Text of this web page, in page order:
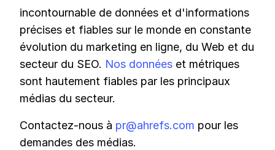
incontournable de données et d'informations
précises et fiables sur le monde en constante
évolution du marketing en ligne, du Web et du
secteur du SEO. Nos données et métriques
sont hautement fiables par les principaux
médias du secteur.
Contactez-nous à pr@ahrefs.com pour les
demandes des médias.